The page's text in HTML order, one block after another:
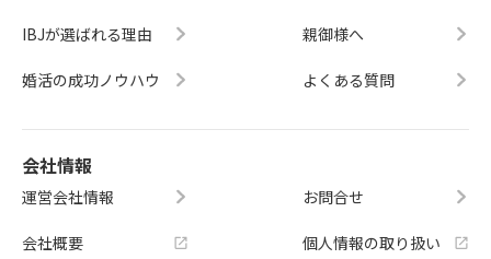
IBJが選ばれる理由
婚活の成功ノウハウ
親御様へ
よくある質問
会社情報
運営会社情報
会社概要
お問合せ
個人情報の取り扱い